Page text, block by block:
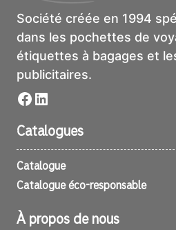
Société créée en 1994
dans les pochettes de
étiquettes à bagages et
publicitaires.
Facebook
LinkedIn
Catalogues
Catalogue
Catalogue éco-responsable
À propos de nous